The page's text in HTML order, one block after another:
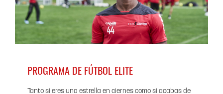
PROGRAMA DE FÚTBOL ELITE
Tanto si eres una estrella en ciernes como si acabas de